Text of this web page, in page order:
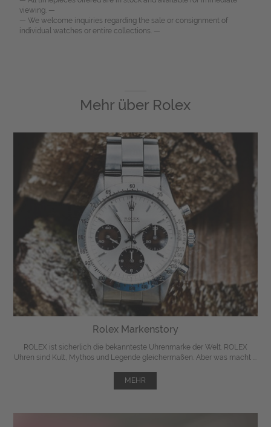
viewing. —
— We welcome inquiries regarding the sale or consignment of
individual watches or entire collections. —
Mehr über Rolex
Rolex Markenstory
ROLEX ist sicherlich die bekannteste Uhrenmarke der Welt. ROLEX
Uhren sind Kult, Mythos und Legende gleichermaßen. Aber was macht ...
MEHR